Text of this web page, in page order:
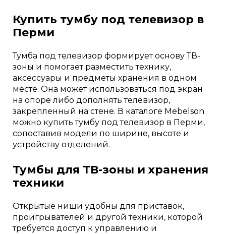
Купить тумбу под телевизор в
Перми
Тумба под телевизор формирует основу ТВ-
зоны и помогает разместить технику,
аксессуары и предметы хранения в одном
месте. Она может использоваться под экран
на опоре либо дополнять телевизор,
закрепленный на стене. В каталоге Mebelson
можно купить тумбу под телевизор в Перми,
сопоставив модели по ширине, высоте и
устройству отделений.
Тумбы для ТВ-зоны и хранения
техники
Открытые ниши удобны для приставок,
проигрывателей и другой техники, которой
требуется доступ к управлению и